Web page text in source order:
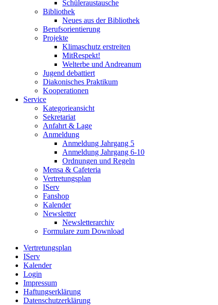
Schüleraustausche
Bibliothek
Neues aus der Bibliothek
Berufsorientierung
Projekte
Klimaschutz erstreiten
MitRespekt!
Welterbe und Andreanum
Jugend debattiert
Diakonisches Praktikum
Kooperationen
Service
Kategorieansicht
Sekretariat
Anfahrt & Lage
Anmeldung
Anmeldung Jahrgang 5
Anmeldung Jahrgang 6-10
Ordnungen und Regeln
Mensa & Cafeteria
Vertretungsplan
IServ
Fanshop
Kalender
Newsletter
Newsletterarchiv
Formulare zum Download
Vertretungsplan
IServ
Kalender
Login
Impressum
Haftungserklärung
Datenschutzerklärung